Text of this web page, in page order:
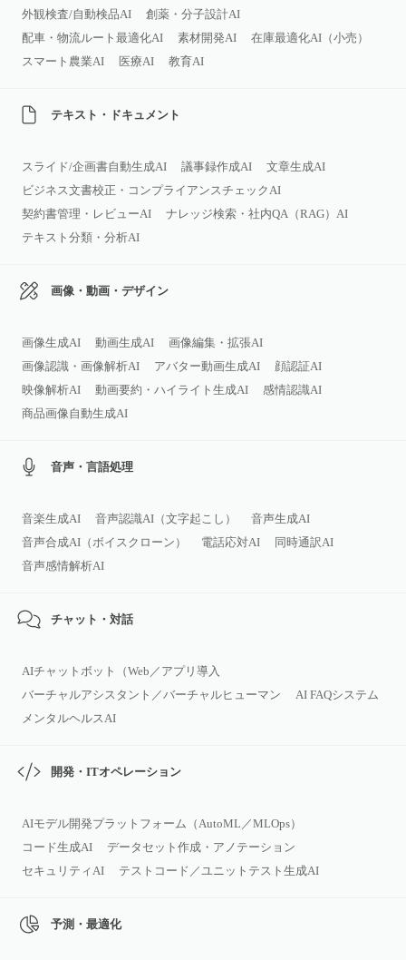
外観検査/自動検品AI
創薬・分子設計AI
配車・物流ルート最適化AI
素材開発AI
在庫最適化AI（小売）
スマート農業AI
医療AI 教育AI
テキスト・ドキュメント
スライド/企画書自動生成AI 議事録作成AI
文章生成AI
ビジネス文書校正・コンプライアンスチェックAI
契約書管理・レビューAI
ナレッジ検索・社内QA（RAG）AI
テキスト分類・分析AI
画像・動画・デザイン
画像生成AI 動画生成AI
画像編集・拡張AI
画像認識・画像解析AI
アバター動画生成AI
顔認証AI
映像解析AI
動画要約・ハイライト生成AI
感情認識AI
商品画像自動生成AI
音声・言語処理
音楽生成AI 音声認識AI（文字起こし）
音声生成AI
音声合成AI（ボイスクローン）
電話応対AI
同時通訳AI
音声感情解析AI
チャット・対話
AIチャットボット（Web／アプリ導入
バーチャルアシスタント／バーチャルヒューマン
AI FAQシステム
メンタルヘルスAI
開発・ITオペレーション
AIモデル開発プラットフォーム（AutoML／MLOps）
コード生成AI
データセット作成・アノテーション
セキュリティAI
テストコード／ユニットテスト生成AI
予測・最適化